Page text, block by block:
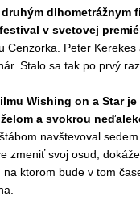
dlhometrážnym
v svetovej
Cenzorka. Peter
Stalo sa tak po prvý
Wishing on a Star
a svokrou
navštevoval
zmeniť svoj osud,
ktorom bude v tom